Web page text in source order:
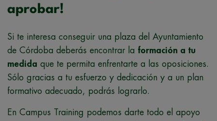
aprobar!
Si te interesa conseguir una plaza del Ayuntamiento
de Córdoba deberás encontrar la formación a tu
medida que te permita enfrentarte a las oposiciones.
Sólo gracias a tu esfuerzo y dedicación y a un plan
formativo adecuado, podrás lograrlo.
En Campus Training podemos darte todo el apoyo